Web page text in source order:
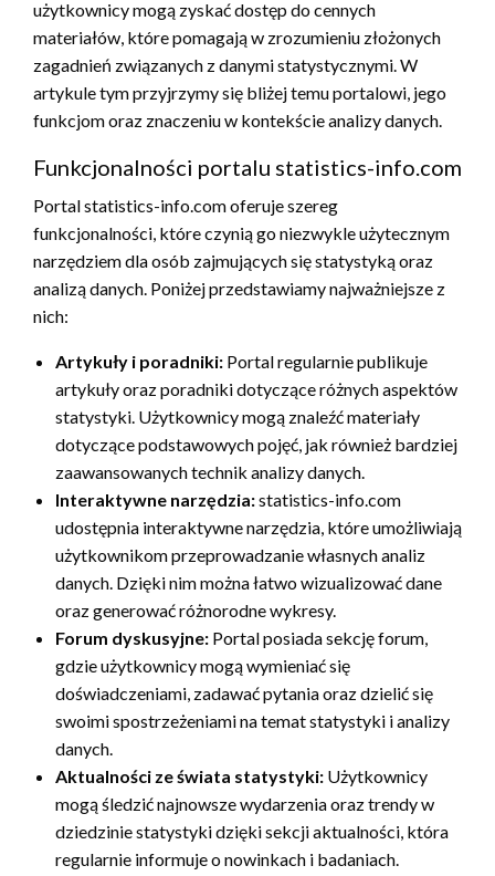
użytkownicy mogą zyskać dostęp do cennych
materiałów, które pomagają w zrozumieniu złożonych
zagadnień związanych z danymi statystycznymi. W
artykule tym przyjrzymy się bliżej temu portalowi, jego
funkcjom oraz znaczeniu w kontekście analizy danych.
Funkcjonalności portalu statistics-info.com
Portal statistics-info.com oferuje szereg
funkcjonalności, które czynią go niezwykle użytecznym
narzędziem dla osób zajmujących się statystyką oraz
analizą danych. Poniżej przedstawiamy najważniejsze z
nich:
Artykuły i poradniki: Portal regularnie publikuje
artykuły oraz poradniki dotyczące różnych aspektów
statystyki. Użytkownicy mogą znaleźć materiały
dotyczące podstawowych pojęć, jak również bardziej
zaawansowanych technik analizy danych.
Interaktywne narzędzia:statistics-info.com
udostępnia interaktywne narzędzia, które umożliwiają
użytkownikom przeprowadzanie własnych analiz
danych. Dzięki nim można łatwo wizualizować dane
oraz generować różnorodne wykresy.
Forum dyskusyjne: Portal posiada sekcję forum,
gdzie użytkownicy mogą wymieniać się
doświadczeniami, zadawać pytania oraz dzielić się
swoimi spostrzeżeniami na temat statystyki i analizy
danych.
Aktualności ze świata statystyki: Użytkownicy
mogą śledzić najnowsze wydarzenia oraz trendy w
dziedzinie statystyki dzięki sekcji aktualności, która
regularnie informuje o nowinkach i badaniach.